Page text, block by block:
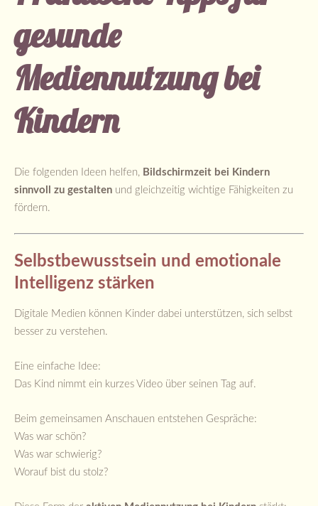
gesunde
Mediennutzung bei
Kindern
Die folgenden Ideen helfen, Bildschirmzeit bei Kindern
sinnvoll zu gestalten und gleichzeitig wichtige Fähigkeiten zu
fördern.
Selbstbewusstsein und emotionale
Intelligenz stärken
Digitale Medien können Kinder dabei unterstützen, sich selbst
besser zu verstehen.
Eine einfache Idee:
Das Kind nimmt ein kurzes Video über seinen Tag auf.
Beim gemeinsamen Anschauen entstehen Gespräche:
Was war schön?
Was war schwierig?
Worauf bist du stolz?